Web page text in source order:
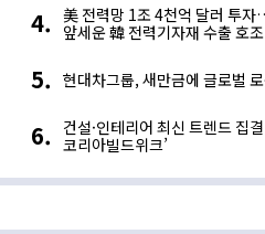
美 전력망 1조 4천억 달러 투자
앞세운 韓 전력기자재 수출 호조
현대차그룹, 새만금에 글로벌
건설·인테리어 최신 트렌드 집
코리아빌드위크’